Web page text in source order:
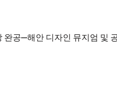
완공—해안 디자인 뮤지엄 및